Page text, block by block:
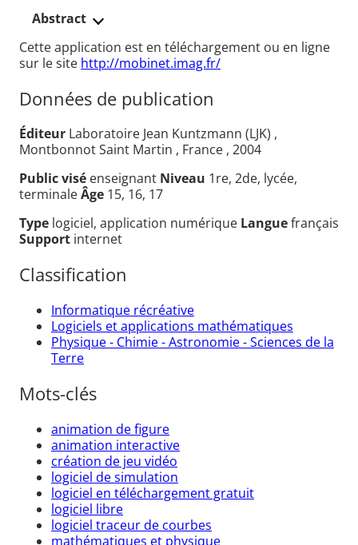
Abstract
Cette application est en téléchargement ou en ligne
sur le site http://mobinet.imag.fr/
Données de publication
Éditeur Laboratoire Jean Kuntzmann (LJK) ,
Montbonnot Saint Martin , France , 2004
Public visé enseignant Niveau 1re, 2de, lycée,
terminaleÂge 15, 16, 17
Type logiciel, application numérique Languefrançais
Support internet
Classification
Informatique récréative
Logiciels et applications mathématiques
Physique - Chimie - Astronomie - Sciences de la
Terre
Mots-clés
animation de figure
animation interactive
création de jeu vidéo
logiciel de simulation
logiciel en téléchargement gratuit
logiciel libre
logiciel traceur de courbes
mathématiques et physique